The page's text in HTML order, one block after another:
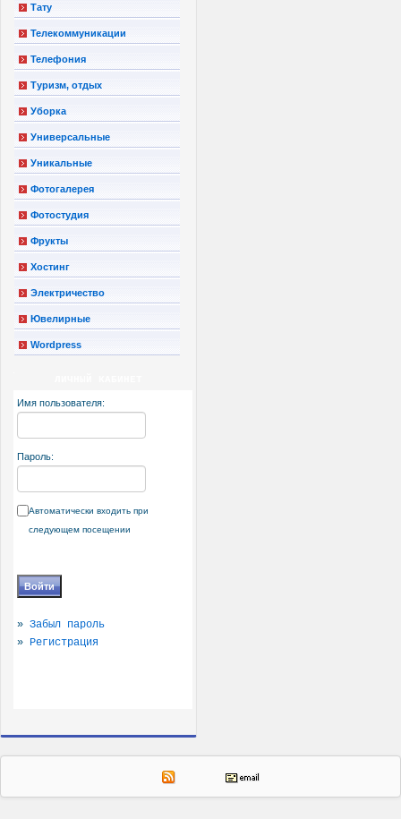
Тату
Телекоммуникации
Телефония
Туризм, отдых
Уборка
Универсальные
Уникальные
Фотогалерея
Фотостудия
Фрукты
Хостинг
Электричество
Ювелирные
Wordpress
Имя пользователя:
Пароль:
Автоматически входить при
следующем посещении
» Забыл пароль
» Регистрация